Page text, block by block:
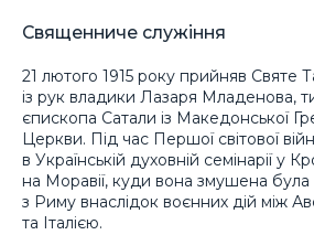
Священниче служіння
21 лютого 1915 року прийняв Святе
із рук владики Лазаря Младенова,
єпископа Сатали із Македонської
Церкви. Під час Першої світової
в Українській духовній семінарії у
на Моравії, куди вона змушена
з Риму внаслідок воєнних дій між
та Італією.